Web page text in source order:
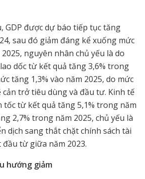
GDP được dự báo tiếp tục tăng
sau đó giảm đáng kể xuống mức
nguyên nhân chủ yếu là do
dốc từ kết quả tăng 3,6% trong
tăng 1,3% vào năm 2025, do mức
trở tiêu dùng và đầu tư. Kinh tế
tốc từ kết quả tăng 5,1% trong năm
2,7% trong năm 2025, chủ yếu là
dịch sang thắt chặt chính sách tài
từ giữa năm 2023.
hướng giảm